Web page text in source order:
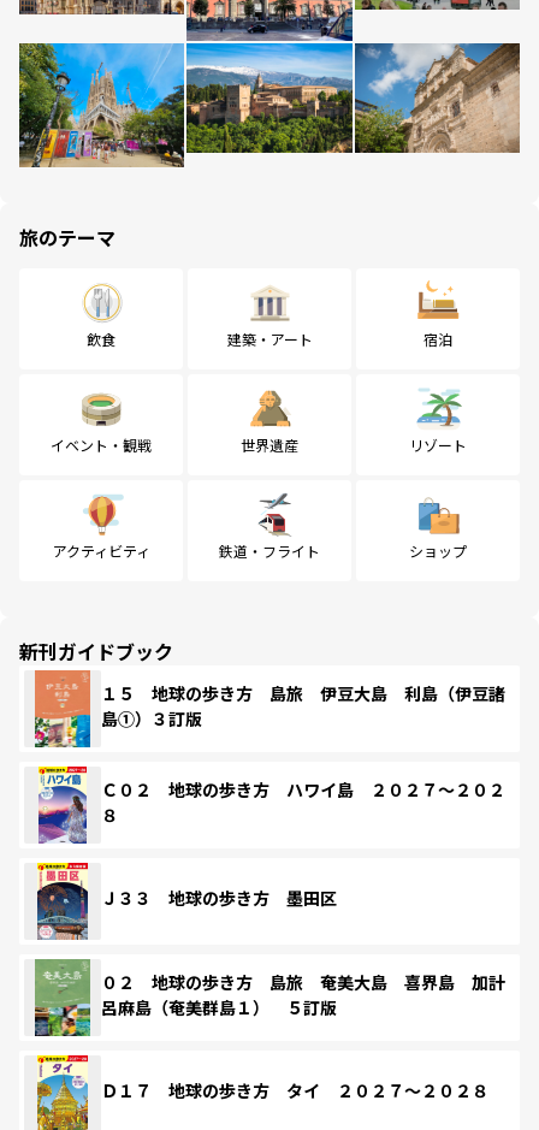
旅のテーマ
飲食 建築・アート 宿泊
イベント・観戦 世界遺産 リゾート
アクティビティ 鉄道・フライト ショップ
新刊ガイドブック
１５ 地球の歩き方 島旅 伊豆大島 利島（伊豆諸
島①）３訂版
Ｃ０２ 地球の歩き方 ハワイ島 ２０２７～２０２
８
Ｊ３３ 地球の歩き方 墨田区
０２ 地球の歩き方 島旅 奄美大島 喜界島 加計
呂麻島（奄美群島１） ５訂版
Ｄ１７ 地球の歩き方 タイ ２０２７～２０２８